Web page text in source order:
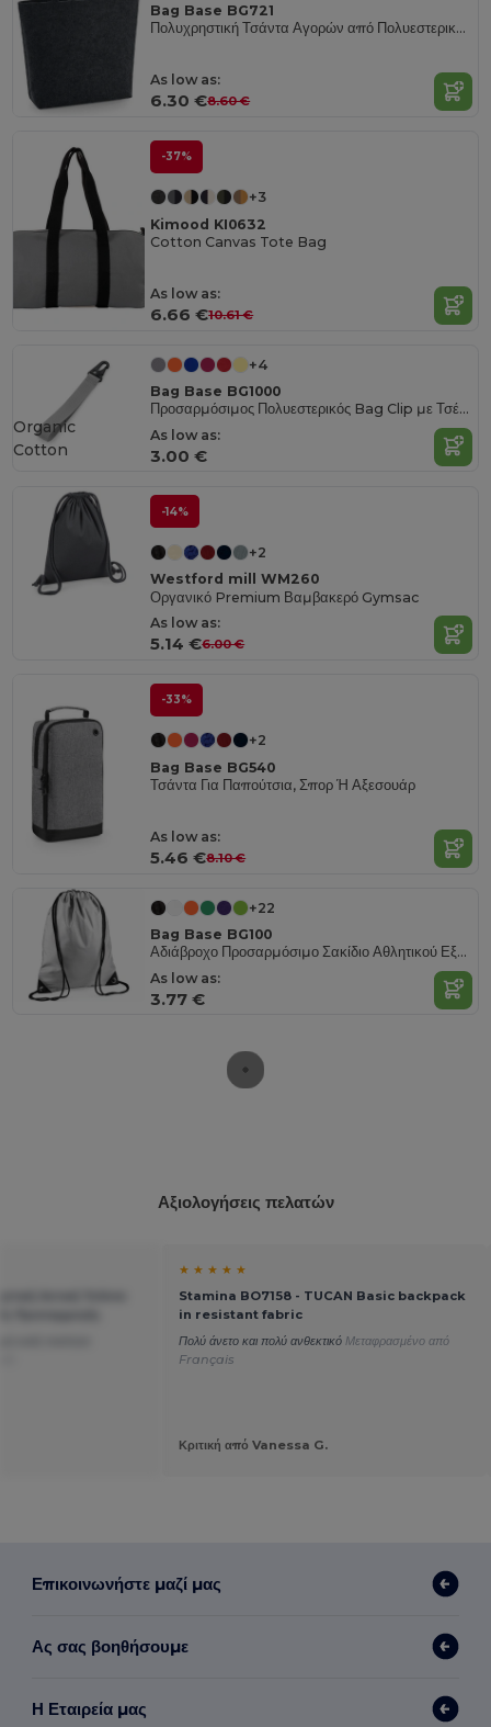
Bag Base BG721
Πολυχρηστική Τσάντα Αγορών από Πολυεστερικό Τσόχα με Τσέπη
As low as:
6.30 €8.60 €
-37%
+3
Kimood KI0632
Cotton Canvas Tote Bag
As low as:
6.66 €10.61 €
+4
Bag Base BG1000
Προσαρμόσιμος Πολυεστερικός Bag Clip με Τσέπη
As low as:
3.00 €
Organic
Cotton
-14%
+2
Westford mill WM260
Οργανικό Premium Βαμβακερό Gymsac
As low as:
5.14 €6.00 €
-33%
+2
Bag Base BG540
Τσάντα Για Παπούτσια, Σπορ Ή Αξεσουάρ
As low as:
5.46 €8.10 €
+22
Bag Base BG100
Αδιάβροχο Προσαρμόσιμο Σακίδιο Αθλητικού Εξοπλισμού
As low as:
3.77 €
Αξιολογήσεις πελατών
★ ★ ★ ★ ★
Stamina BO7158 - TUCAN Basic backpack
in resistant fabric
Πολύ άνετο και πολύ ανθεκτικό Μεταφρασμένο από
Français
Κριτική από Vanessa G.
Επικοινωνήστε μαζί μας
Ας σας βοηθήσουμε
Η Εταιρεία μας